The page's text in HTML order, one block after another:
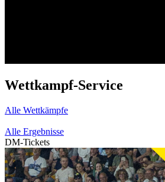
Wettkampf-Service
Alle Wettkämpfe
Alle Ergebnisse
DM-Tickets